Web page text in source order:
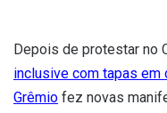
Depois de protestar no
inclusive com tapas em
Grêmio fez novas